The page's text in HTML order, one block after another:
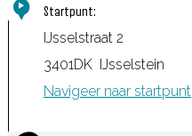
Startpunt:
IJsselstraat 2
3401DK IJsselstein
Navigeer naar startpunt